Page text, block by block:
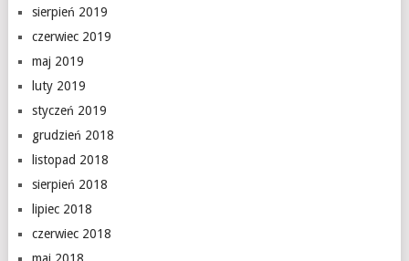
sierpień 2019
czerwiec 2019
maj 2019
luty 2019
styczeń 2019
grudzień 2018
listopad 2018
sierpień 2018
lipiec 2018
czerwiec 2018